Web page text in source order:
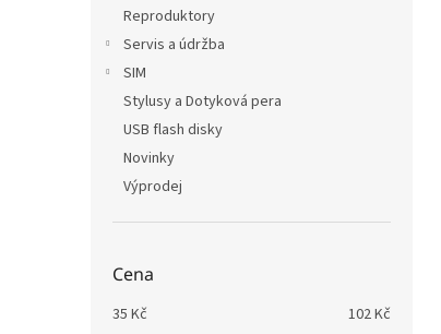
Reproduktory
Servis a údržba
SIM
Stylusy a Dotyková pera
USB flash disky
Novinky
Výprodej
Cena
35 Kč 102Kč